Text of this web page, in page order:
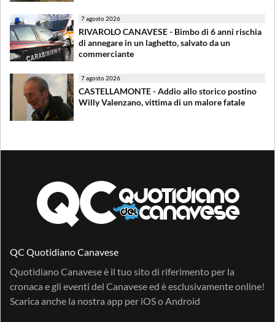
7 agosto 2026
RIVAROLO CANAVESE - Bimbo di 6 anni rischia
di annegare in un laghetto, salvato da un
commerciante
7 agosto 2026
CASTELLAMONTE - Addio allo storico postino
Willy Valenzano, vittima di un malore fatale
QC Quotidiano Canavese
Quotidiano Canavese è il tuo sito di riferimento per la
cronaca e gli eventi del Canavese ed è esclusivamente online!
Scarica anche la nostra app per iOSo Android